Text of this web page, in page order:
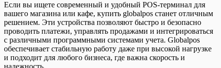
Если вы ищете современный и удобный POS-терминал для
вашего магазина или кафе, купить globalpos станет отличным
решением. Эти устройства позволяют быстро и безопасно
проводить платежи, управлять продажами и интегрироваться
с различными программными системами учета. Globalpos
обеспечивает стабильную работу даже при высокой нагрузке
и подходит для любого бизнеса, где важна скорость и
надежность.